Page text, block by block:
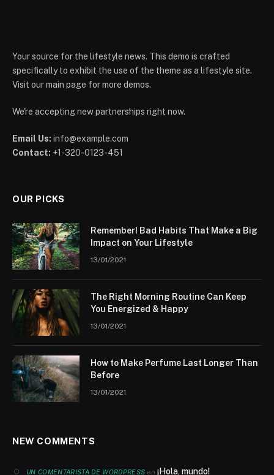
Your source for the lifestyle news. This demo is crafted
specifically to exhibit the use of the theme as a lifestyle site.
Visit our main page for more demos.
We're accepting new partnerships right now.
Email Us: info@example.com
Contact: +1-320-0123-451
OUR PICKS
Remember! Bad Habits That Make a Big
Impact on Your Lifestyle
13/01/2021
The Right Morning Routine Can Keep
You Energized & Happy
13/01/2021
How to Make Perfume Last Longer Than
Before
13/01/2021
NEW COMMENTS
UN COMENTARISTA DE WORDPRESS en¡Hola, mundo!